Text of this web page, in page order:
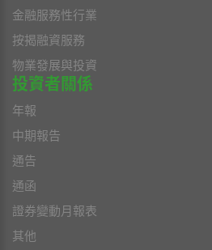
金融服務性行業
按揭融資服務
物業發展與投資
投資者關係
年報
中期報告
通告
通函
證券變動月報表
其他